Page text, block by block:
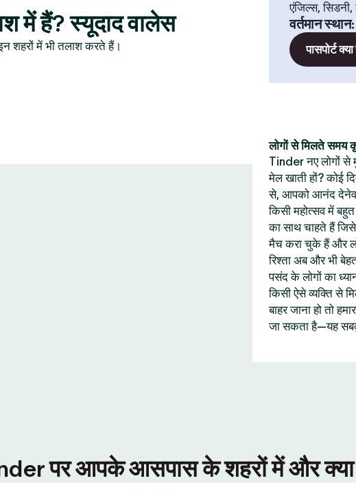
में हैं? स्यूदाद वालेस
शहरों में भी तलाश करते हैं।
एंजिल्स, सिडनी,
वर्तमान स्थान
पासपोर्ट
लोगों से मिलते समय
Tinder नए लोगों से
मेल खाती हों? कोई
से, आपको आनंद
किसी महोत्सव में
का साथ चाहते हैं
मैच करा चुके हैं और
रिश्ता अब और भी
पसंद के लोगों का
किसी ऐसे व्यक्ति से
बाहर जाना हो तो
जा सकता है—यह
पर आपके आसपास के शहरों में और क्या